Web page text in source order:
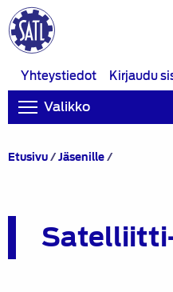
Yhteystiedot
Kirjaudu
Valikko
Etusivu/Jäsenille/Satelliitti-